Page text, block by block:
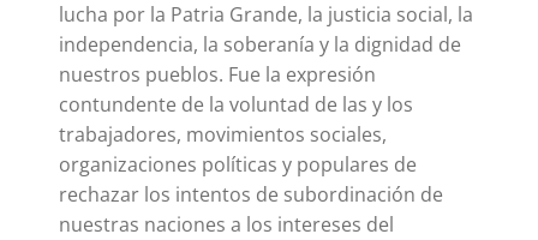
lucha por la Patria Grande, la justicia social, la
independencia, la soberanía y la dignidad de
nuestros pueblos. Fue la expresión
contundente de la voluntad de las y los
trabajadores, movimientos sociales,
organizaciones políticas y populares de
rechazar los intentos de subordinación de
nuestras naciones a los intereses del